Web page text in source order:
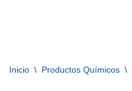
Inicio \ Productos Químicos \